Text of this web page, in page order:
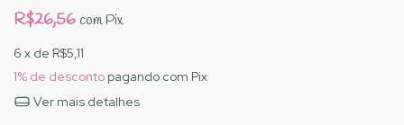
R$26,56 com Pix
6 x de R$5,11
1% de desconto pagando com Pix
Ver mais detalhes